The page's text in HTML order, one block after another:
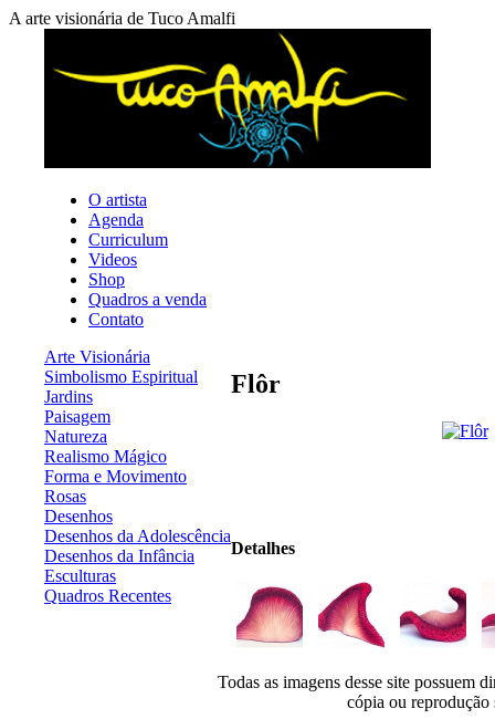
A arte visionária de Tuco Amalfi
O artista
Agenda
Curriculum
Videos
Shop
Quadros a venda
Contato
Arte Visionária
Simbolismo Espiritual
Jardins
Paisagem
Natureza
Realismo Mágico
Forma e Movimento
Rosas
Desenhos
Desenhos da Adolescência
Desenhos da Infância
Esculturas
Quadros Recentes
Flôr
Detalhes
Todas as imagens desse site possuem
cópia ou reprodução